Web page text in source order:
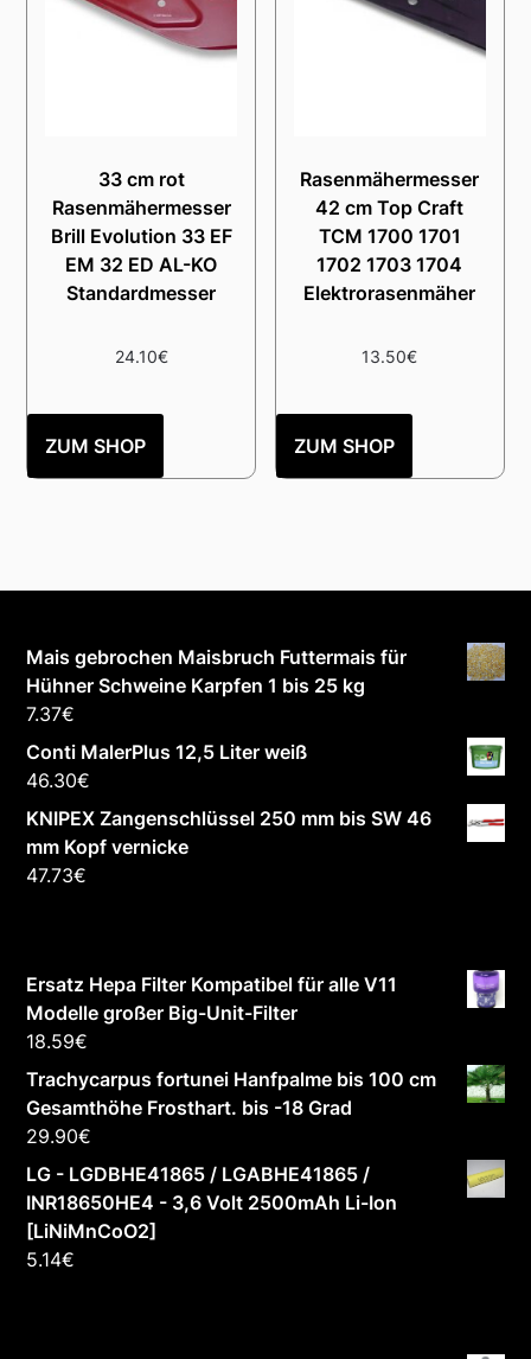
33 cm rot
Rasenmähermesser
Brill Evolution 33 EF
EM 32 ED AL-KO
Standardmesser
24.10€
ZUM SHOP
Rasenmähermesser
42 cm Top Craft
TCM 1700 1701
1702 1703 1704
Elektrorasenmäher
13.50€
ZUM SHOP
Mais gebrochen Maisbruch Futtermais für
Hühner Schweine Karpfen 1 bis 25 kg
7.37€
Conti MalerPlus 12,5 Liter weiß
46.30€
KNIPEX Zangenschlüssel 250 mm bis SW 46
mm Kopf vernicke
47.73€
Ersatz Hepa Filter Kompatibel für alle V11
Modelle großer Big-Unit-Filter
18.59€
Trachycarpus fortunei Hanfpalme bis 100 cm
Gesamthöhe Frosthart. bis -18 Grad
29.90€
LG - LGDBHE41865 / LGABHE41865 /
INR18650HE4 - 3,6 Volt 2500mAh Li-Ion
[LiNiMnCoO2]
5.14€